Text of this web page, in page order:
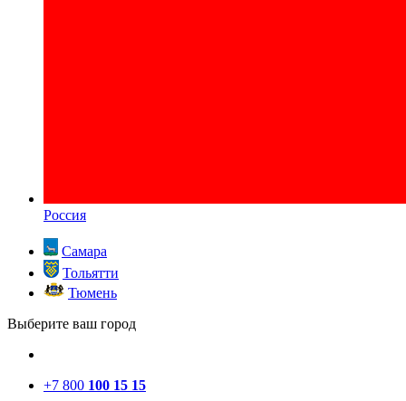
Россия
Самара
Тольятти
Тюмень
Выберите ваш город
+7 800 100 15 15